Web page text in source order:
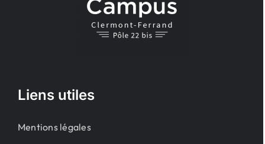
Liens utiles
Mentions légales